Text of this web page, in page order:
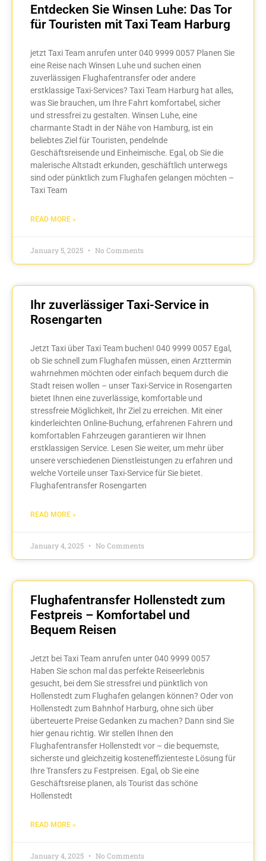
Entdecken Sie Winsen Luhe: Das Tor
für Touristen mit Taxi Team Harburg
jetzt Taxi Team anrufen unter 040 9999 0057 Planen Sie
eine Reise nach Winsen Luhe und suchen einen
zuverlässigen Flughafentransfer oder andere
erstklassige Taxi-Services? Taxi Team Harburg hat alles,
was Sie brauchen, um Ihre Fahrt komfortabel, sicher
und stressfrei zu gestalten. Winsen Luhe, eine
charmante Stadt in der Nähe von Hamburg, ist ein
beliebtes Ziel für Touristen, pendelnde
Geschäftsreisende und Einheimische. Egal, ob Sie die
malerische Altstadt erkunden, geschäftlich unterwegs
sind oder pünktlich zum Flughafen gelangen möchten –
Taxi Team
READ MORE »
January 5, 2025 No Comments
Ihr zuverlässiger Taxi-Service in
Rosengarten
Jetzt Taxi über Taxi Team buchen! 040 9999 0057 Egal,
ob Sie schnell zum Flughafen müssen, einen Arzttermin
wahrnehmen möchten oder einfach bequem durch die
Stadt reisen wollen – unser Taxi-Service in Rosengarten
bietet Ihnen eine zuverlässige, komfortable und
stressfreie Möglichkeit, Ihr Ziel zu erreichen. Mit einer
kinderleichten Online-Buchung, erfahrenen Fahrern und
komfortablen Fahrzeugen garantieren wir Ihnen
erstklassigen Service. Lesen Sie weiter, um mehr über
unsere verschiedenen Dienstleistungen zu erfahren und
welche Vorteile unser Taxi-Service für Sie bietet.
Flughafentransfer Rosengarten
READ MORE »
January 4, 2025 No Comments
Flughafentransfer Hollenstedt zum
Festpreis – Komfortabel und
Bequem Reisen
Jetzt bei Taxi Team anrufen unter 040 9999 0057
Haben Sie schon mal das perfekte Reiseerlebnis
gesucht, bei dem Sie stressfrei und pünktlich von
Hollenstedt zum Flughafen gelangen können? Oder von
Hollenstedt zum Bahnhof Harburg, ohne sich über
überteuerte Preise Gedanken zu machen? Dann sind Sie
hier genau richtig. Wir stellen Ihnen den
Flughafentransfer Hollenstedt vor – die bequemste,
sicherste und gleichzeitig kosteneffizienteste Lösung für
Ihre Transfers zu Festpreisen. Egal, ob Sie eine
Geschäftsreise planen, als Tourist das schöne
Hollenstedt
READ MORE »
January 4, 2025 No Comments